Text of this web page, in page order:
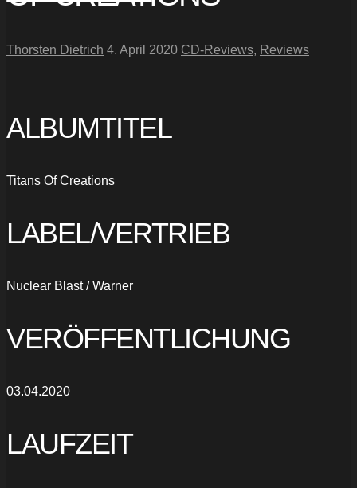
Thorsten Dietrich 4. April 2020 CD-Reviews, Reviews
ALBUMTITEL
Titans Of Creations
LABEL/VERTRIEB
Nuclear Blast / Warner
VERÖFFENTLICHUNG
03.04.2020
LAUFZEIT